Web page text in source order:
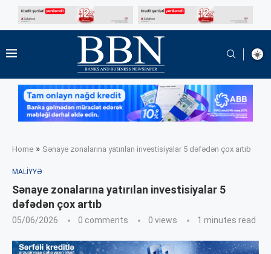
Home » Sənaye zonalarına yatırılan investisiyalar 5 dəfədən çox artıb
MALIYYƏ
Sənaye zonalarına yatırılan investisiyalar 5
dəfədən çox artıb
05/06/2026 0 comments 0 views 1 minutes read